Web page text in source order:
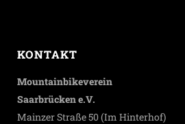
KONTAKT
Mountainbikeverein
Saarbrücken e.V.
Mainzer Straße 50 (Im Hinterhof)